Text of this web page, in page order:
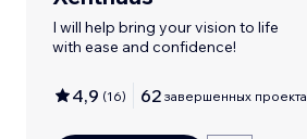
I will help bring your vision to life
with ease and confidence!
4,9 (16) 62 завершенных проекта